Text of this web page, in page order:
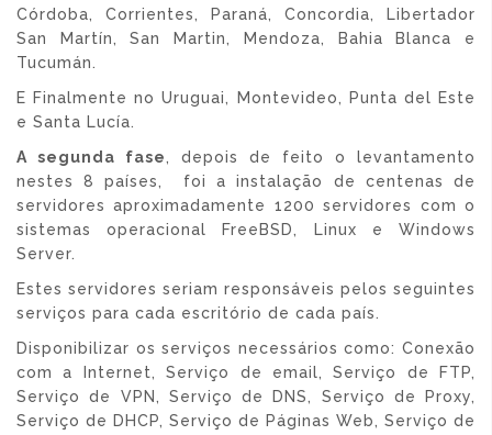
Córdoba, Corrientes, Paraná, Concordia, Libertador
San Martín, San Martin, Mendoza, Bahia Blanca e
Tucumán.
E Finalmente no Uruguai, Montevideo, Punta del Este
e Santa Lucía.
A segunda fase, depois de feito o levantamento
nestes 8 países, foi a instalação de centenas de
servidores aproximadamente 1200 servidores com o
sistemas operacional FreeBSD, Linux e Windows
Server.
Estes servidores seriam responsáveis pelos seguintes
serviços para cada escritório de cada país.
Disponibilizar os serviços necessários como: Conexão
com a Internet, Serviço de email, Serviço de FTP,
Serviço de VPN, Serviço de DNS, Serviço de Proxy,
Serviço de DHCP, Serviço de Páginas Web, Serviço de